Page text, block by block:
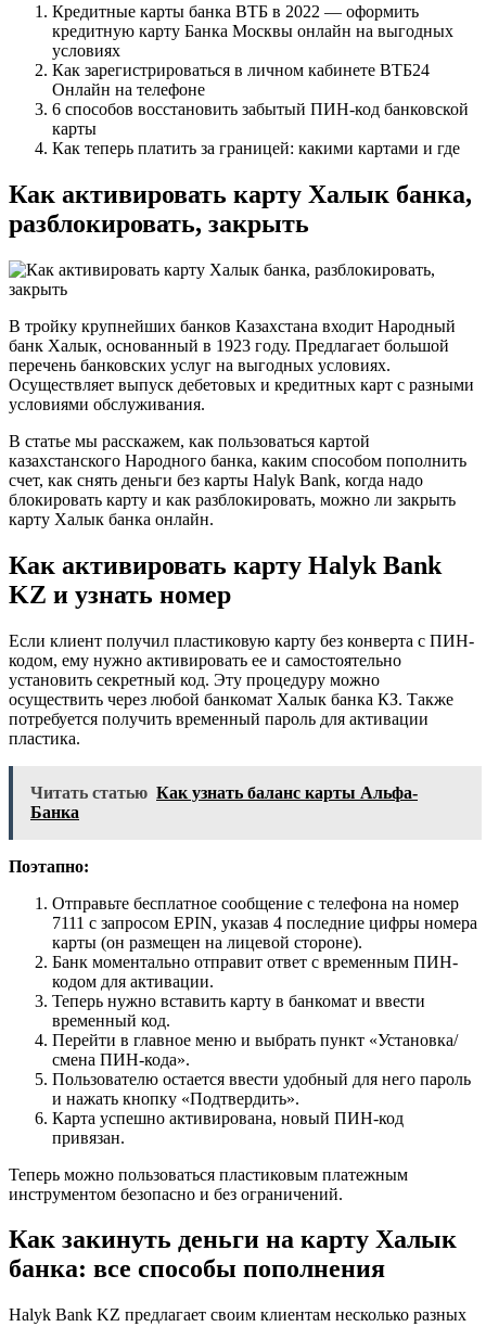
Кредитные карты банка ВТБ в 2022 — оформить
кредитную карту Банка Москвы онлайн на выгодных
условиях
Как зарегистрироваться в личном кабинете ВТБ24
Онлайн на телефоне
6 способов восстановить забытый ПИН-код банковской
карты
Как теперь платить за границей: какими картами и где
Как активировать карту Халык банка,
разблокировать, закрыть
В тройку крупнейших банков Казахстана входит Народный
банк Халык, основанный в 1923 году. Предлагает большой
перечень банковских услуг на выгодных условиях.
Осуществляет выпуск дебетовых и кредитных карт с разными
условиями обслуживания.
В статье мы расскажем, как пользоваться картой
казахстанского Народного банка, каким способом пополнить
счет, как снять деньги без карты Halyk Bank, когда надо
блокировать карту и как разблокировать, можно ли закрыть
карту Халык банка онлайн.
Как активировать карту Halyk Bank
KZ и узнать номер
Если клиент получил пластиковую карту без конверта с ПИН-
кодом, ему нужно активировать ее и самостоятельно
установить секретный код. Эту процедуру можно
осуществить через любой банкомат Халык банка КЗ. Также
потребуется получить временный пароль для активации
пластика.
Читать статью Как узнать баланс карты Альфа-
Банка
Поэтапно:
Отправьте бесплатное сообщение с телефона на номер
7111 с запросом EPIN, указав 4 последние цифры номера
карты (он размещен на лицевой стороне).
Банк моментально отправит ответ с временным ПИН-
кодом для активации.
Теперь нужно вставить карту в банкомат и ввести
временный код.
Перейти в главное меню и выбрать пункт «Установка/
смена ПИН-кода».
Пользователю остается ввести удобный для него пароль
и нажать кнопку «Подтвердить».
Карта успешно активирована, новый ПИН-код
привязан.
Теперь можно пользоваться пластиковым платежным
инструментом безопасно и без ограничений.
Как закинуть деньги на карту Халык
банка: все способы пополнения
Halyk Bank KZ предлагает своим клиентам несколько разных